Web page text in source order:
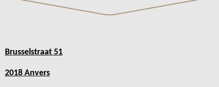
Brusselstraat 51
2018 Anvers